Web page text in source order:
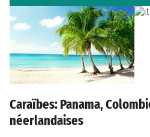
Caraïbes: Panama,
néerlandaises